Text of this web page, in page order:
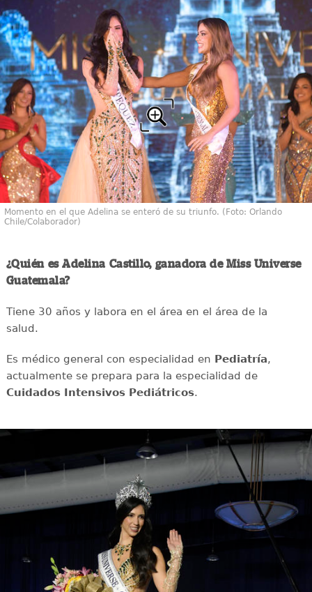
Momento en el que Adelina se enteró de su triunfo. (Foto: Orlando
Chile/Colaborador)
¿Quién es Adelina Castillo, ganadora de Miss Universe
Guatemala?
Tiene 30 años y labora en el área en el área de la
salud.
Es médico general con especialidad en Pediatría,
actualmente se prepara para la especialidad de
Cuidados Intensivos Pediátricos.